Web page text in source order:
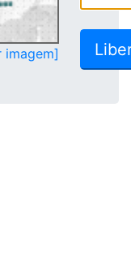
imagem]